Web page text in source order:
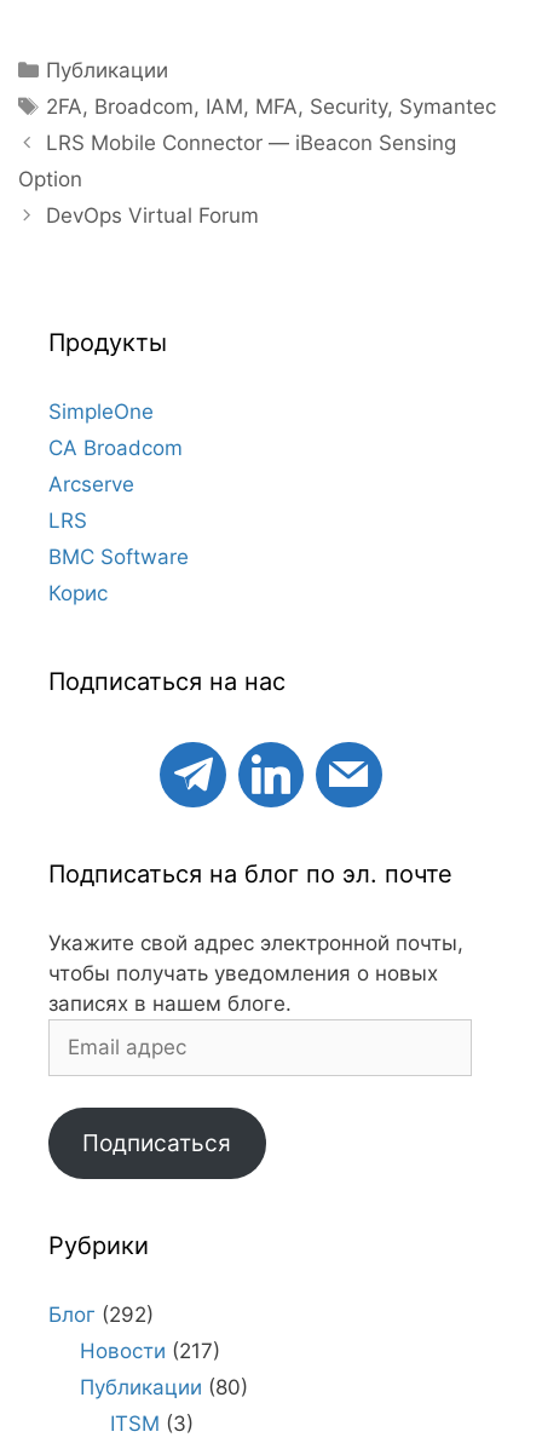
Рубрики
Публикации
Метки
2FA, Broadcom, IAM, MFA, Security, Symantec
Навигация
записи
LRS Mobile Connector — iBeacon Sensing
Option
DevOps Virtual Forum
Продукты
SimpleOne
CA Broadcom
Arcserve
LRS
BMC Software
Корис
Подписаться на нас
Подписаться на блог по эл. почте
Укажите свой адрес электронной почты,
чтобы получать уведомления о новых
записях в нашем блоге.
Email
Подписаться
Рубрики
Блог (292)
Новости (217)
Публикации (80)
ITSM (3)